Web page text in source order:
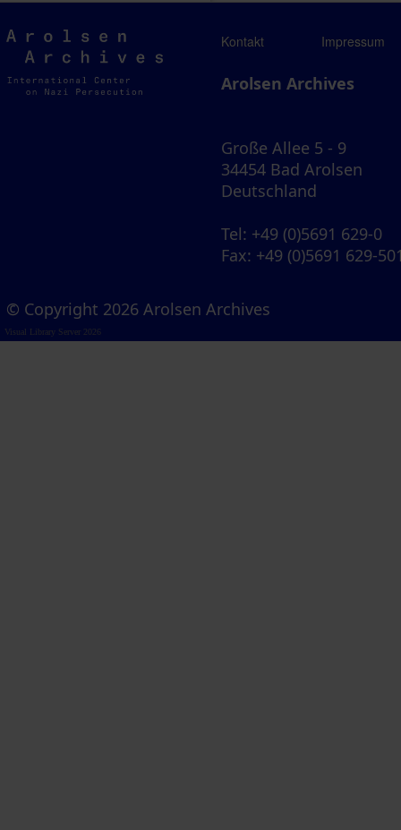
Arolsen
Archives
Kontakt Impressum
Arolsen Archives
Große Allee 5 - 9
34454 Bad Arolsen
Deutschland
Tel: +49 (0)5691 629-0
Fax: +49 (0)5691 629-
© Copyright 2026 Arolsen Archives
Visual Library Server 2026